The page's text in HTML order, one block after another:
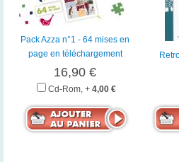
Pack Azza n°1 - 64 mises en
page en téléchargement
16,90 €
Cd-Rom, + 4,00 €